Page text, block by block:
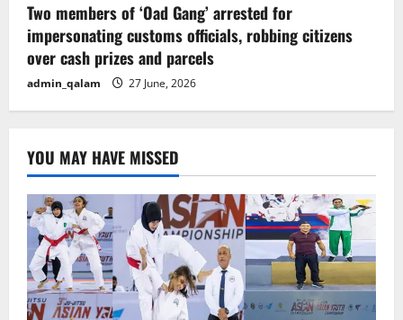
Two members of ‘Oad Gang’ arrested for
impersonating customs officials, robbing citizens
over cash prizes and parcels
admin_qalam 27 June, 2026
YOU MAY HAVE MISSED